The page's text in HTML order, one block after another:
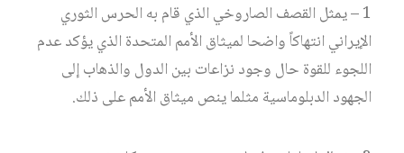
1 – يمثل القصف الصاروخي الذي قام به الحرس الثوري
الإيراني انتهاكاً واضحا لميثاق الأمم المتحدة الذي يؤكد عدم
اللجوء للقوة حال وجود نزاعات بين الدول والذهاب إلى
الجهود الدبلوماسية مثلما ينص ميثاق الأمم على ذلك.